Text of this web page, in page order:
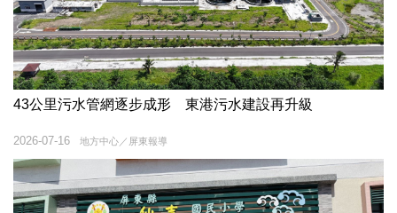
43公里污水管網逐步成形 東港污水建設再升級
地方中心／屏東報導
2026-07-16